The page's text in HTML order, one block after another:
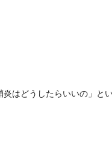
はどうしたらいいの」と